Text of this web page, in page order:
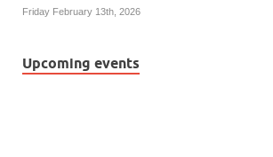
Friday February 13th, 2026
Upcoming events